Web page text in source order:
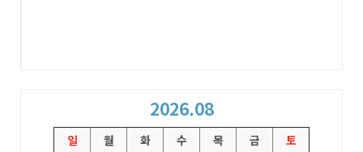
2026.08
일 월 화 수 목 금
토